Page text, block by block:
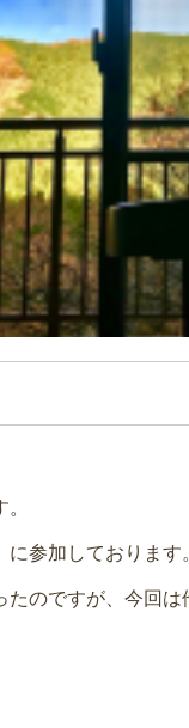
参加しております
のですが、今回は